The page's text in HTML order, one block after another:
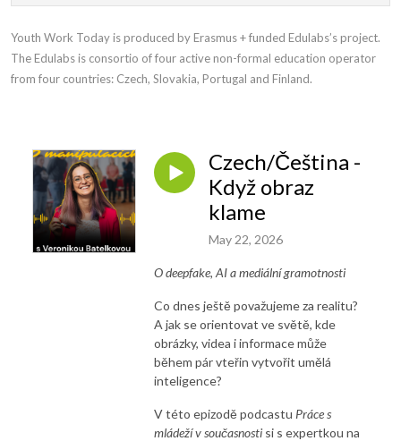
Youth Work Today is produced by Erasmus + funded Edulabs’s project.
The Edulabs is consortio of four active non-formal education operator
from four countries: Czech, Slovakia, Portugal and Finland.
Czech/Čeština -
Když obraz
klame
May 22, 2026
O deepfake, AI a mediální gramotnosti
Co dnes ještě považujeme za realitu?
A jak se orientovat ve světě, kde
obrázky, videa i informace může
během pár vteřin vytvořit umělá
inteligence?
V této epizodě podcastu Práce s
mládeží v současnosti si s expertkou na